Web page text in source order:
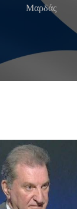
Μαρδάς